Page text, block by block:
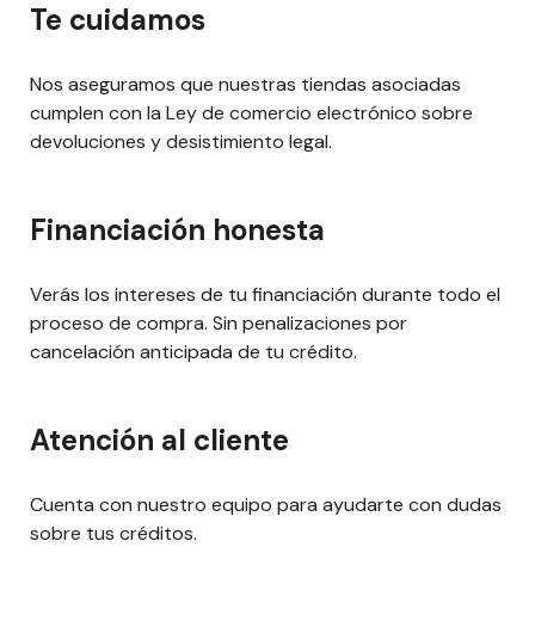
Recursos para comercios
Integraciones
Te cuidamos
Nos aseguramos que nuestras tiendas asociadas
cumplen con la Ley de comercio electrónico sobre
devoluciones y desistimiento legal.
Financiación honesta
Verás los intereses de tu financiación durante todo el
proceso de compra. Sin penalizaciones por
cancelación anticipada de tu crédito.
Atención al cliente
Cuenta con nuestro equipo para ayudarte con dudas
sobre tus créditos.